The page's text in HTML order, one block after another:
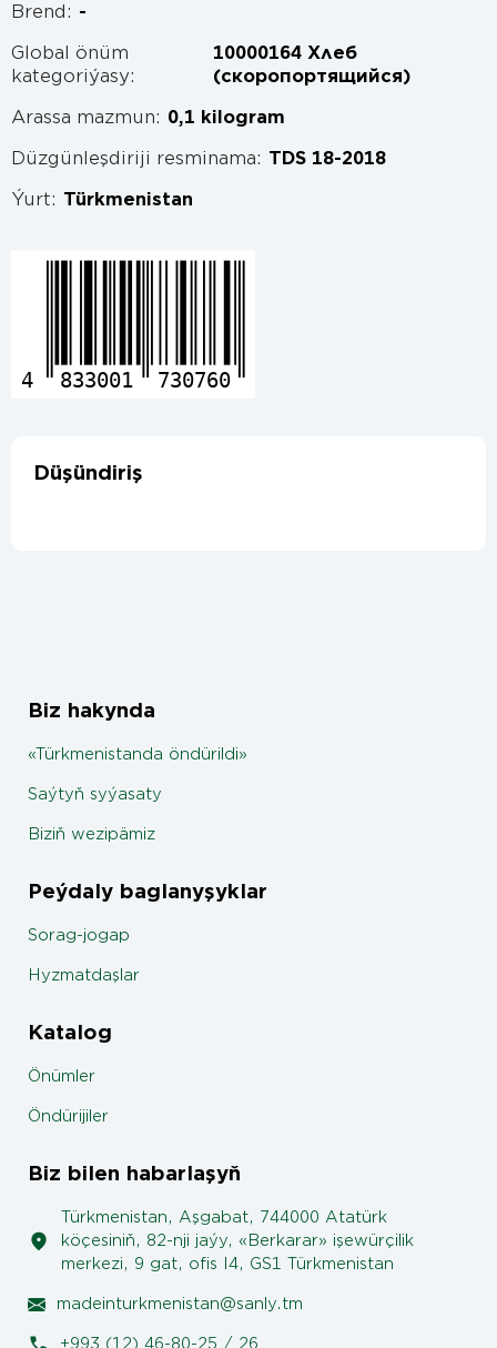
Brend: -
Global önüm
kategoriýasy:
10000164 Хлеб
(скоропортящийся)
Arassa mazmun: 0,1 kilogram
Düzgünleşdiriji resminama: TDS 18-2018
Ýurt: Türkmenistan
4 833001 730760
Düşündiriş
Biz hakynda
«Türkmenistanda öndürildi»
Saýtyň syýasaty
Biziň wezipämiz
Peýdaly baglanyşyklar
Sorag-jogap
Hyzmatdaşlar
Katalog
Önümler
Öndürijiler
Biz bilen habarlaşyň
Türkmenistan, Aşgabat, 744000 Atatürk
köçesiniň, 82-nji jaýy, «Berkarar» işewürçilik
merkezi, 9 gat, ofis I4, GS1 Türkmenistan
madeinturkmenistan@sanly.tm
+993 (12) 46-80-25 / 26